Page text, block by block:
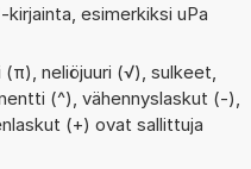
esimerkiksi uPa
neliöjuuri (√), sulkeet,
(^), vähennyslaskut (-),
(+) ovat sallittuja